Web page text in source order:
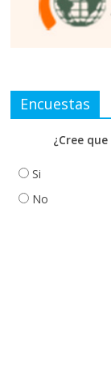
Encuestas
¿Cree
Si
No